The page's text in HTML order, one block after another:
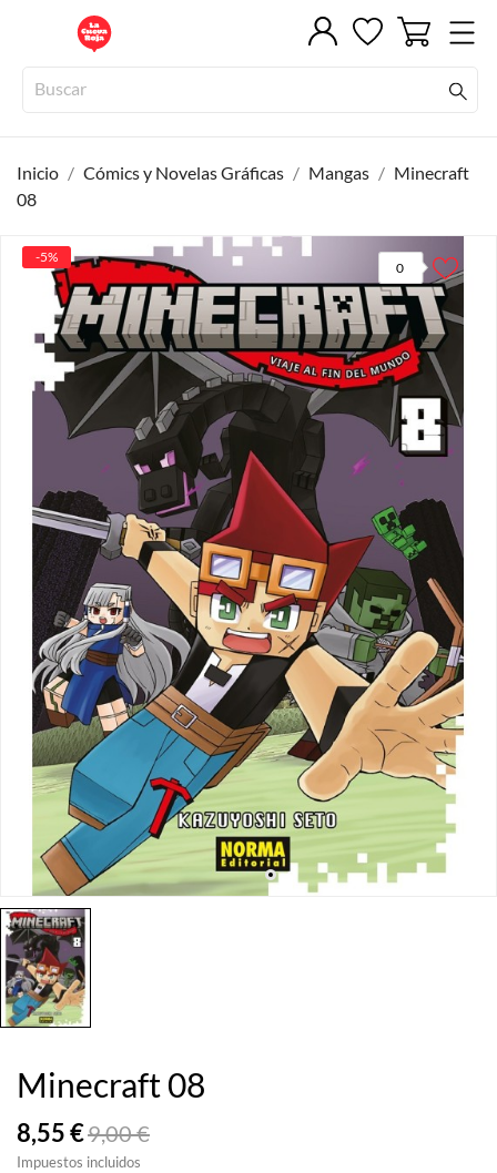
Inicio Cómics y Novelas Gráficas Mangas
Minecraft
08
0
-5%
Minecraft 08
8,55 €9,00 €
Impuestos incluidos